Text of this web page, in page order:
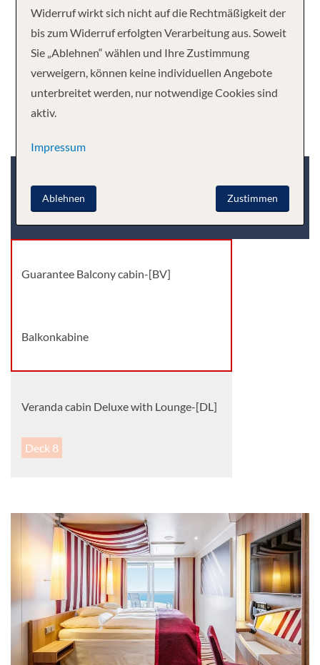
Guarantee Balcony cabin-[BV]
Balkonkabine
Veranda cabin Deluxe with Lounge-[DL]
Deck 8
Guarantee Veranda cabin Deluxe with
Lounge-[DV]
Balkonkabine
Widerruf wirkt sich nicht auf die Rechtmäßigkeit der
bis zum Widerruf erfolgten Verarbeitung aus. Soweit
Sie „Ablehnen“ wählen und Ihre Zustimmung
verweigern, können keine individuellen Angebote
unterbreitet werden, nur notwendige Cookies sind
aktiv.
Impressum
Zustimmen
Ablehnen